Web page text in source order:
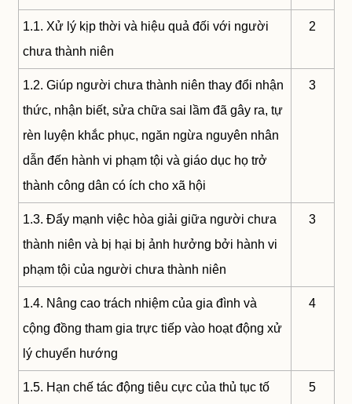
1.1. Xử lý kịp thời và hiệu quả đối với người
chưa thành niên
2
1.2. Giúp người chưa thành niên thay đổi nhận
thức, nhận biết, sửa chữa sai lầm đã gây ra, tự
rèn luyện khắc phục, ngăn ngừa nguyên nhân
dẫn đến hành vi phạm tội và giáo dục họ trở
thành công dân có ích cho xã hội
3
1.3. Đẩy mạnh việc hòa giải giữa người chưa
thành niên và bị hại bị ảnh hưởng bởi hành vi
phạm tội của người chưa thành niên
3
1.4. Nâng cao trách nhiệm của gia đình và
cộng đồng tham gia trực tiếp vào hoạt động xử
lý chuyển hướng
4
1.5. Hạn chế tác động tiêu cực của thủ tục tố
5